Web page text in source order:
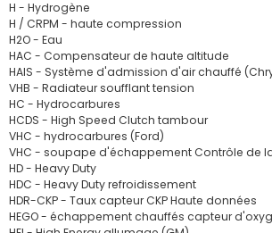
H - Hydrogène
H / CRPM - haute compression
H2O - Eau
HAC - Compensateur de haute altitude
HAIS - Système d'admission d'air chauffé
VHB - Radiateur soufflant tension
HC - Hydrocarbures
HCDS - High Speed Clutch tambour
VHC - hydrocarbures (Ford)
VHC - soupape d'échappement Contrôle de
HD - Heavy Duty
HDC - Heavy Duty refroidissement
HDR-CKP - Taux capteur CKP Haute données
HEGO - échappement chauffés capteur